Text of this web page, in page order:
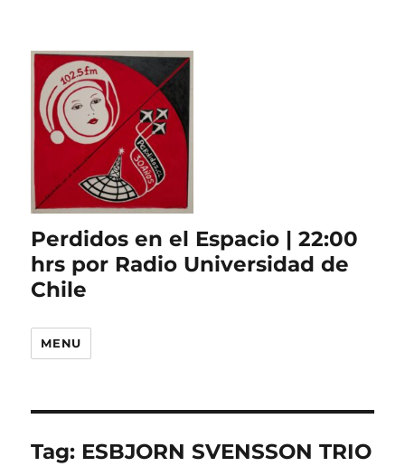
Perdidos en el Espacio | 22:00
hrs por Radio Universidad de
Chile
MENU
Tag: ESBJORN SVENSSON TRIO